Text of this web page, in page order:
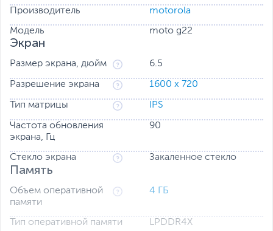
Max Vision с диагональю 6.5 дюйма
Сверхширокий экран для максимального угла обзора.
Производитель motorola
Модель moto g22
Экран
Размер экрана, дюйм 6.5
Разрешение экрана 1600 x 720
Тип матрицы IPS
Частота обновления
экрана, Гц
90
Стекло экрана Закаленное стекло
Память
Объем оперативной
памяти
4 ГБ
Тип оперативной памяти LPDDR4X